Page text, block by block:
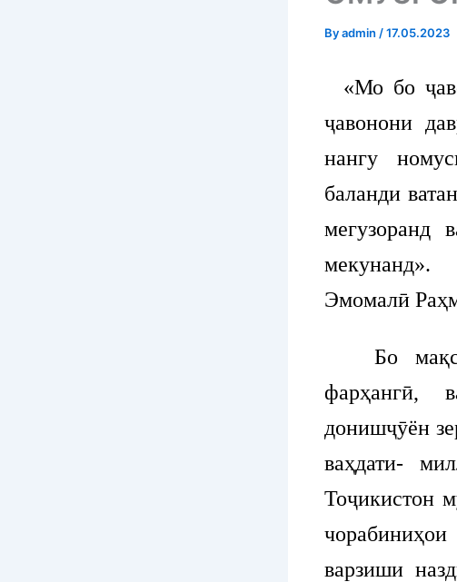
Byadmin /17.05.2023
«Мо бо
ҷавонони
нангу
баланди
мегузоранд
мекунанд».
Эмомалӣ
Бо
фарҳангӣ,
донишҷӯён
ваҳдати-
Тоҷикистон
варзиши